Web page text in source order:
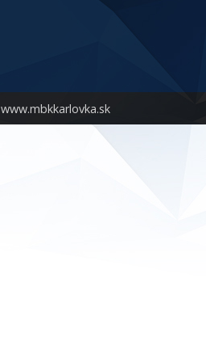
www.mbkkarlovka.sk